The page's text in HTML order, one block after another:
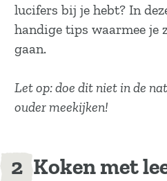
lucifers bij je hebt? In
handige tips waarmee je
gaan.
Let op: doe dit niet in de
ouder meekijken!
Koken met